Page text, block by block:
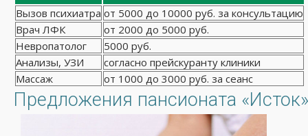
Вызов психиатра от 5000 до 10000 руб. за консультацию
Врач ЛФК
от 2000 до 5000 руб.
Невропатолог
5000 руб.
Анализы, УЗИ
согласно прейскуранту клиники
Массаж
от 1000 до 3000 руб. за сеанс
Предложения пансионата «Исток»